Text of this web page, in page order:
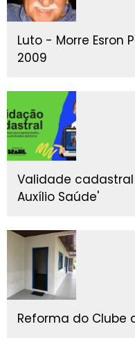
Luto - Morre Esron
2009
Validade
Auxílio Saúde'
Reforma do Clube